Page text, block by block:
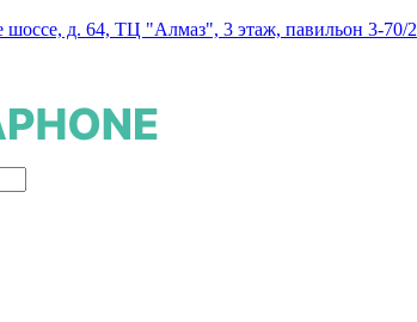
шоссе, д. 64, ТЦ "Алмаз", 3 этаж, павильон 3-70/2